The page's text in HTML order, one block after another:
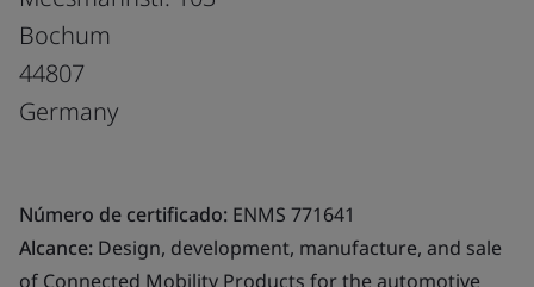
Bochum
44807
Germany
Número de certificado: ENMS 771641
Alcance: Design, development, manufacture, and sale
of Connected Mobility Products for the automotive